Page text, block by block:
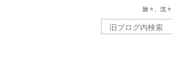
旅々、沈々